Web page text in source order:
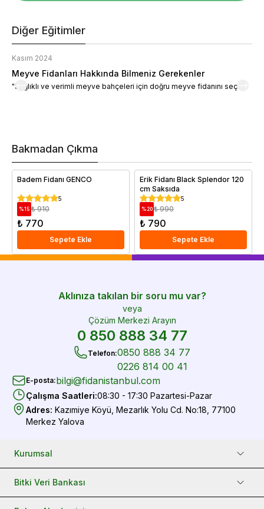
Diğer Eğitimler
Kasım 2024
Meyve Fidanları Hakkında Bilmeniz Gerekenler
"Sağlıklı ve verimli meyve bahçeleri için doğru meyve fidanını seçin."
Bakmadan Çıkma
Badem Fidanı GENCO
5
%15 ₺ 910
₺ 770
Sepete Ekle
Erik Fidanı Black Splendor 120
cm Saksıda
5
%20 ₺ 990
₺ 790
Sepete Ekle
Aklınıza takılan bir soru mu var?
veya
Çözüm Merkezi Arayın
0 850 888 34 77
Telefon:0850 888 34 77
0226 814 00 41
E-posta:bilgi@fidanistanbul.com
Çalışma Saatleri:08:30 - 17:30 Pazartesi-Pazar
Adres: Kazımiye Köyü, Mezarlık Yolu Cd. No:18, 77100
Merkez Yalova
Kurumsal
Bitki Veri Bankası